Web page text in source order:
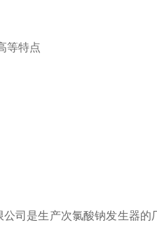
等特点
司是生产次氯酸钠发生器的